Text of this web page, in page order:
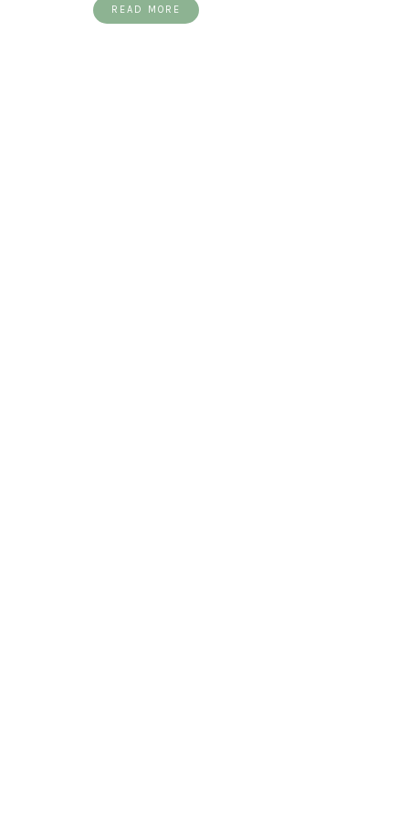
READ MORE